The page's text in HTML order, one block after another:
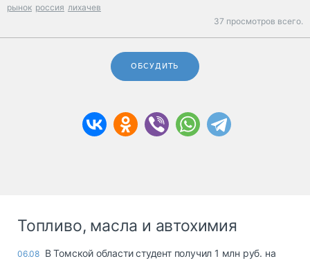
рынок россия лихачев
37 просмотров всего.
ОБСУДИТЬ
Топливо, масла и автохимия
06.08 В Томской области студент получил 1 млн руб. на